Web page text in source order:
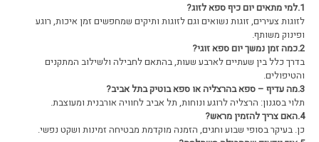
1.למי מתאים יום כיף ספא לזוג
?
לזוגות צעירים, זוגות נשואים וגם לזוגות ותיקים שמחפשים זמן איכות, רוגע
ופינוק משותף.
2.כמה זמן נמשך יום ספא זוגי
?
בדרך כלל בין שעתיים לארבע שעות, בהתאם לחבילה ולשילוב המתקנים
והטיפולים.
3.מה עדיף – ספא בהרצליה או ספא בוטיק בתל אביב
?
תלוי בסגנון: הרצליה לרוגע ונוחות, תל אביב לחוויה אורבנית ומעוצבת.
4.האם צריך להזמין מראש
?
כן. בעיקר בסופי שבוע וחגים, הזמנה מוקדמת מבטיחה זמינות ושקט נפשי.